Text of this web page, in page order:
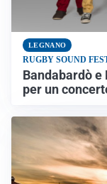
LEGNANO
RUGBY SOUND
Bandabardò
per un